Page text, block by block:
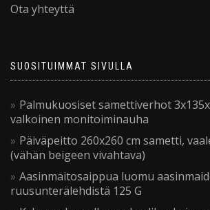
Ota yhteyttä
SUOSITUIMMAT SIVULLA
Palmukuosiset samettiverhot
valkoinen monitoiminauha
Päiväpeitto 260x260 cm sametti,
(vähän beigeen vivahtava)
Aasinmaitosaippua luomu
ruusunterälehdistä 125 G